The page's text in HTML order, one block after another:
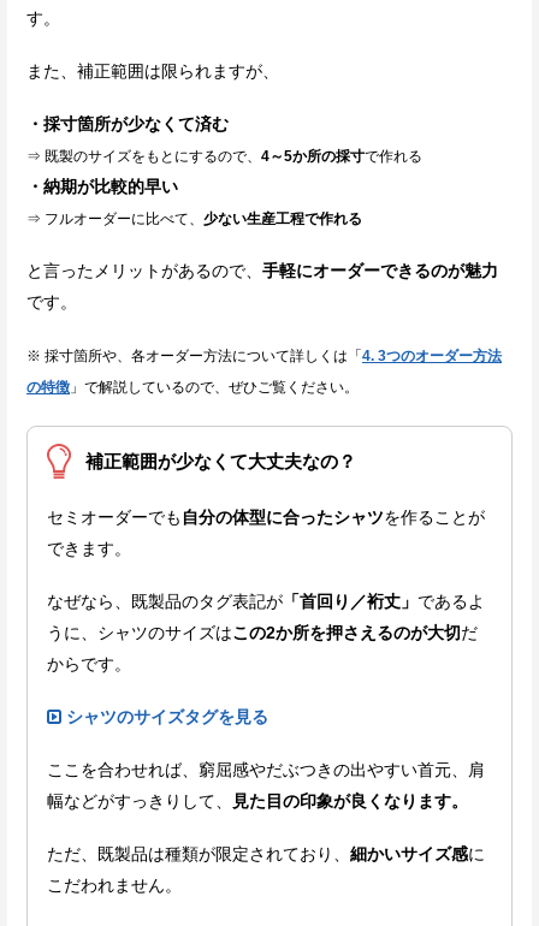
す。
また、補正範囲は限られますが、
・採寸箇所が少なくて済む
⇒ 既製のサイズをもとにするので、 4～5か所の採寸で作れる
・納期が比較的早い
⇒ フルオーダーに比べて、 少ない生産工程で作れる
と言ったメリットがあるので、 手軽にオーダーできるのが魅力
です。
※ 採寸箇所や、各オーダー方法について詳しくは「 4. 3つのオーダー方法
の特徴 」で解説しているので、ぜひご覧ください。
補正範囲が少なくて大丈夫なの？
セミオーダーでも 自分の体型に合ったシャツを作ることが
できます。
なぜなら、既製品のタグ表記が 「首回り／裄丈」 であるよ
うに、シャツのサイズはこの2か所を押さえるのが大切だ
からです。
シャツのサイズタグを見る
ここを合わせれば、窮屈感やだぶつきの出やすい首元、肩
幅などがすっきりして、
見た目の印象が良くなります。
ただ、既製品は種類が限定されており、 細かいサイズ感に
こだわれません。